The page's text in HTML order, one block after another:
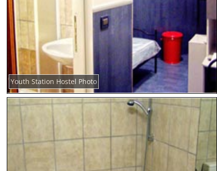
Youth Station Hostel Photo